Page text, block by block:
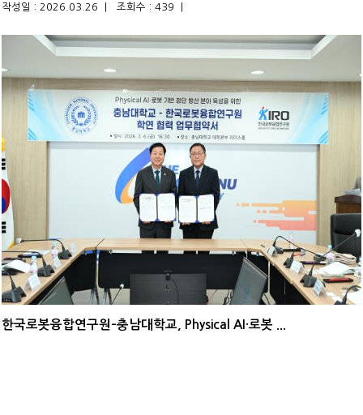
작성일 : 2026.03.26 | 조회수 : 439 |
한국로봇융합연구원–충남대학교, Physical AI·로봇 ...